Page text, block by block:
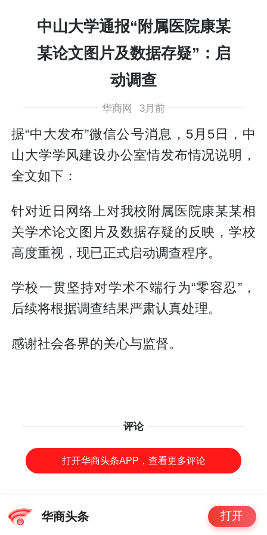
中山大学通报“附属医院康某
某论文图片及数据存疑”：启
动调查
华商网 3月前
据“中大发布”微信公号消息，5月5日，中
山大学学风建设办公室情发布情况说明，
全文如下：
针对近日网络上对我校附属医院康某某相
关学术论文图片及数据存疑的反映，学校
高度重视，现已正式启动调查程序。
学校一贯坚持对学术不端行为“零容忍”，
后续将根据调查结果严肃认真处理。
感谢社会各界的关心与监督。
评论
打开华商头条APP，查看更多评论
华商头条 打开